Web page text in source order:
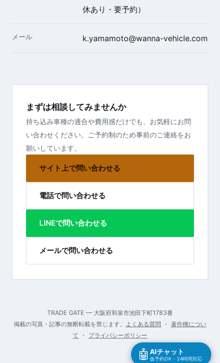
休あり・要予約）
メール k.yamamoto@wanna-vehicle.com
まずは相談してみませんか
持ち込み車種の適合や費用感だけでも、お気軽にお問
い合わせください。ご予約制のため事前のご連絡をお
願いしています。
サイト上で問い合わせる
電話で問い合わせる
LINEで問い合わせる
メールで問い合わせる
TRADE GATE — 大阪府和泉市池田下町1783番
掲載の写真・記事の無断転載を禁じます。
よくある質問 ・ 著作権につい
て ・ プライバシーポリシー
🤖 AIチャット
仮予約OK・24時間対応